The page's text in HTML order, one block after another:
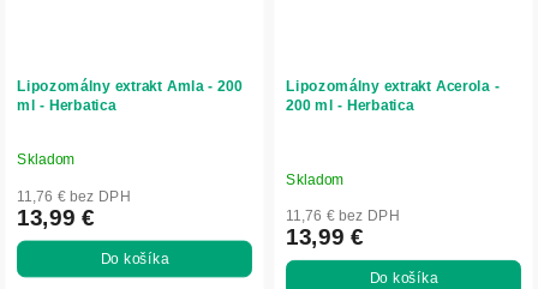
Lipozomálny extrakt Amla - 200
ml - Herbatica
Priemerné
hodnotenie
produktu
je
5,0
Skladom
11,76 € bez DPH
13,99 €
Do košíka
Lipozomálny extrakt Acerola -
200 ml - Herbatica
Skladom
11,76 € bez DPH
13,99 €
Do košíka